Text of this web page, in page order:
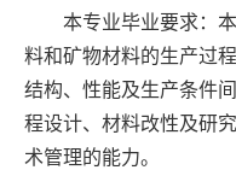
本专业毕业要求：
料和矿物材料的生产过
结构、性能及生产条件
程设计、材料改性及研
术管理的能力。